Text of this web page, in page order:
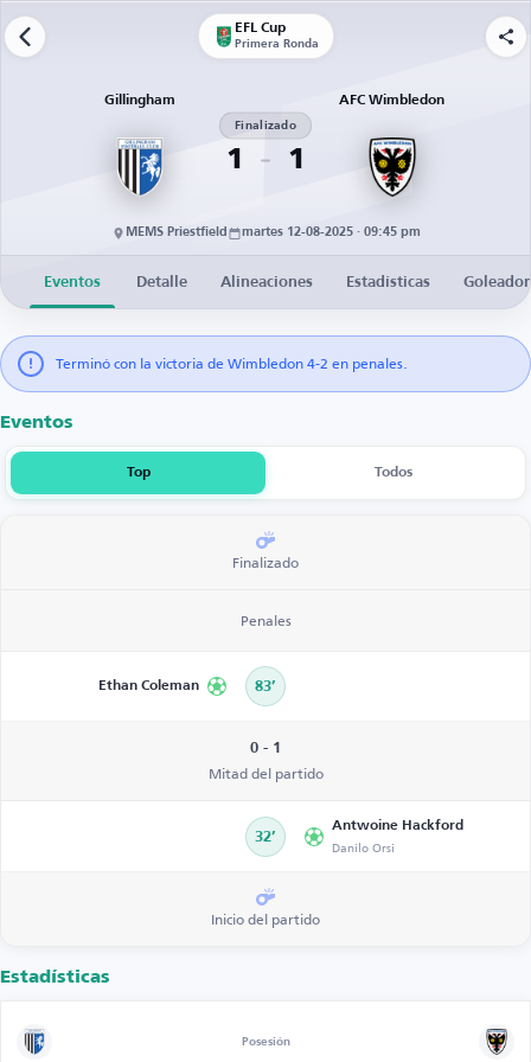
EFL Cup
Primera Ronda
Gillingham
1
Finalizado
1
AFC Wimbledon
MEMS Priestfield martes 12-08-2025 · 09:45 pm
Eventos Detalle Alineaciones Estadísticas
Terminó con la victoria de Wimbledon 4-2 en penales.
Eventos
Top Todos
Finalizado
Penales
Ethan Coleman 83’
0 - 1
Mitad del partido
32’
Antwoine Hackford
Danilo Orsi
Inicio del partido
Estadísticas
Posesión